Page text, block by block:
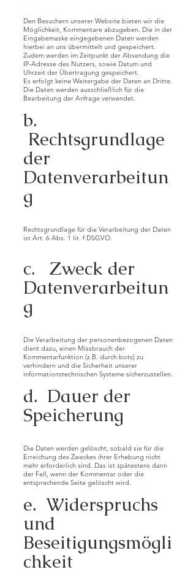
Den Besuchern unserer Website bieten wir die
Möglichkeit, Kommentare abzugeben. Die in der
Eingabemaske eingegebenen Daten werden
hierbei an uns übermittelt und gespeichert.
Zudem werden im Zeitpunkt der Absendung die
IP-Adresse des Nutzers, sowie Datum und
Uhrzeit der Übertragung gespeichert.
Es erfolgt keine Weitergabe der Daten an Dritte.
Die Daten werden ausschließlich für die
Bearbeitung der Anfrage verwendet.
b.
Rechtsgrundlage
der
Datenverarbeitun
g
Rechtsgrundlage für die Verarbeitung der Daten
ist Art. 6 Abs. 1 lit. f DSGVO.
c. Zweck der
Datenverarbeitun
g
Die Verarbeitung der personenbezogenen Daten
dient dazu, einen Missbrauch der
Kommentarfunktion (z.B. durch bots) zu
verhindern und die Sicherheit unserer
informationstechnischen Systeme sicherzustellen.
d. Dauer der
Speicherung
Die Daten werden gelöscht, sobald sie für die
Erreichung des Zweckes ihrer Erhebung nicht
mehr erforderlich sind. Das ist spätestens dann
der Fall, wenn der Kommentar oder die
entsprechende Seite gelöscht wird.
e. Widerspruchs
und
Beseitigungsmögli
chkeit